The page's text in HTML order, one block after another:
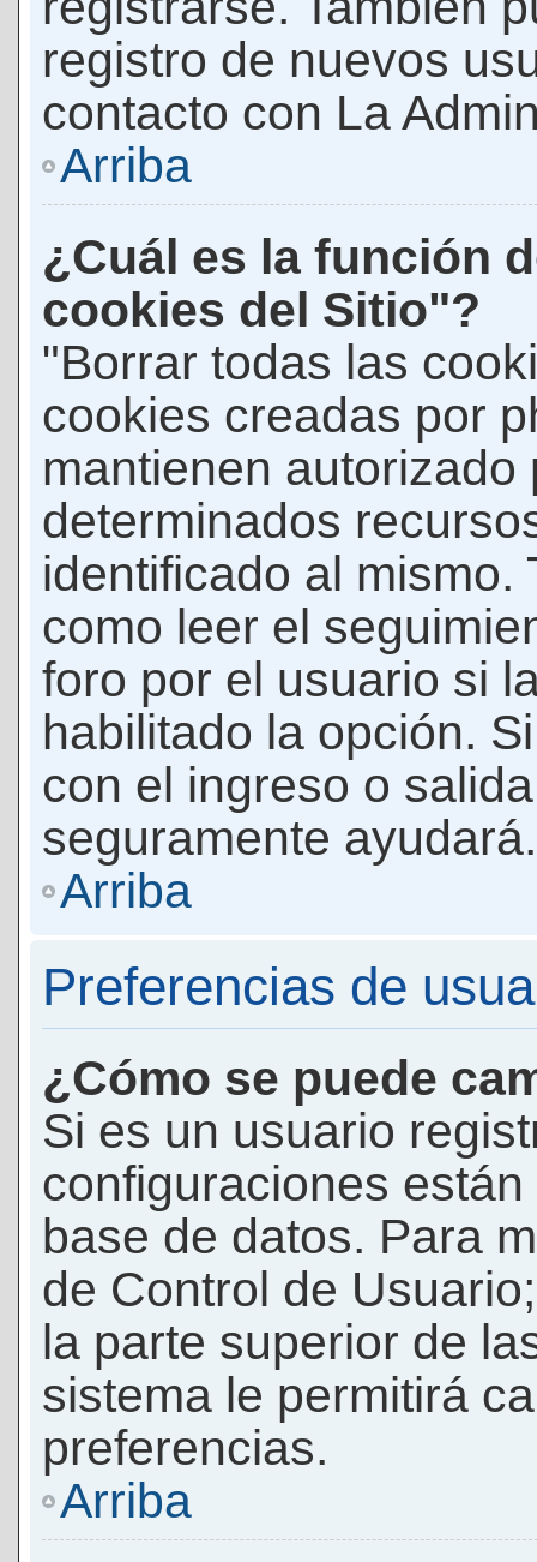
registro de nuevos
contacto con La
Arriba
¿Cuál es la función
cookies del Sitio"?
"Borrar todas las
cookies creadas por
mantienen autorizado
determinados
identificado al mismo.
como leer el
foro por el usuario si
habilitado la opción.
con el ingreso o
seguramente ayudará.
Arriba
Preferencias de
¿Cómo se puede
Si es un usuario
configuraciones
base de datos. Para
de Control de
la parte superior de
sistema le permitirá
preferencias.
Arriba